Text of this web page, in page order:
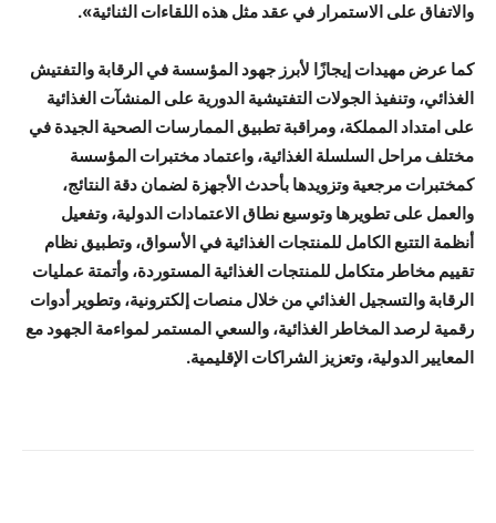
والاتفاق على الاستمرار في عقد مثل هذه اللقاءات الثنائية».
كما عرض مهيدات إيجازًا لأبرز جهود المؤسسة في الرقابة والتفتيش
الغذائي، وتنفيذ الجولات التفتيشية الدورية على المنشآت الغذائية
على امتداد المملكة، ومراقبة تطبيق الممارسات الصحية الجيدة في
مختلف مراحل السلسلة الغذائية، واعتماد مختبرات المؤسسة
كمختبرات مرجعية وتزويدها بأحدث الأجهزة لضمان دقة النتائج،
والعمل على تطويرها وتوسيع نطاق الاعتمادات الدولية، وتفعيل
أنظمة التتبع الكامل للمنتجات الغذائية في الأسواق، وتطبيق نظام
تقييم مخاطر متكامل للمنتجات الغذائية المستوردة، وأتمتة عمليات
الرقابة والتسجيل الغذائي من خلال منصات إلكترونية، وتطوير أدوات
رقمية لرصد المخاطر الغذائية، والسعي المستمر لمواءمة الجهود مع
المعايير الدولية، وتعزيز الشراكات الإقليمية.